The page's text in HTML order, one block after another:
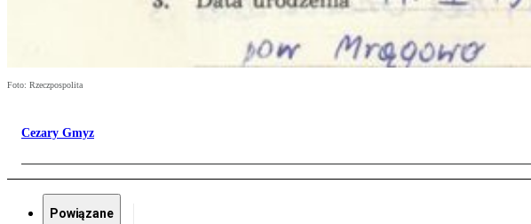
Foto: Rzeczpospolita
Cezary Gmyz
Powiązane